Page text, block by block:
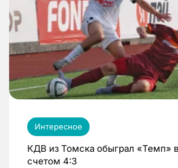
Интересное
КДВ из Томска обыграл «Темп»
счетом 4:3